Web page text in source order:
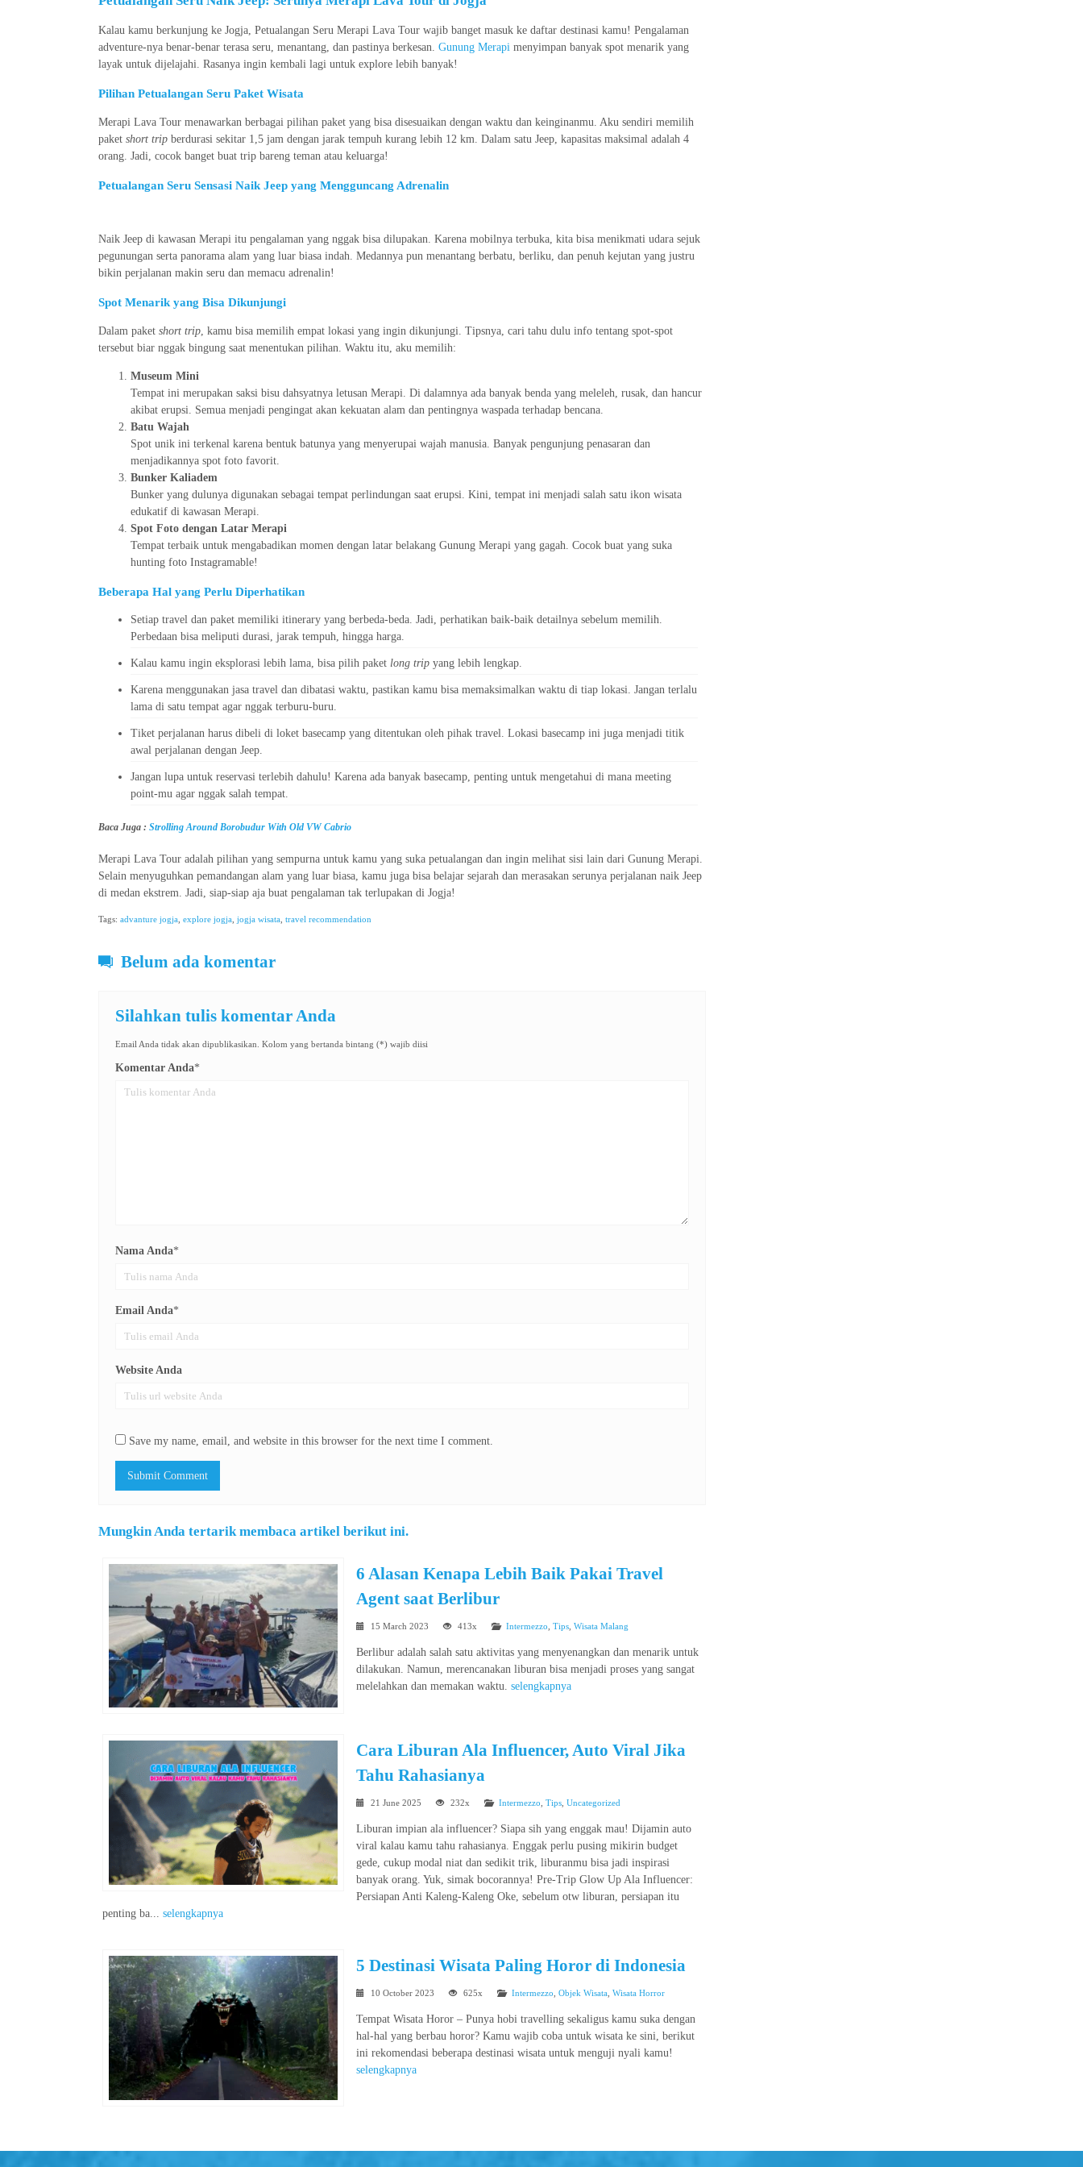
Kalau kamu berkunjung ke Jogja, Petualangan Seru Merapi Lava Tour wajib banget masuk ke daftar destinasi kamu! Pengalaman
adventure-nya benar-benar terasa seru, menantang, dan pastinya berkesan. Gunung Merapi menyimpan banyak spot menarik yang
layak untuk dijelajahi. Rasanya ingin kembali lagi untuk explore lebih banyak!
Pilihan Petualangan Seru Paket Wisata
Merapi Lava Tour menawarkan berbagai pilihan paket yang bisa disesuaikan dengan waktu dan keinginanmu. Aku sendiri memilih
paket short trip berdurasi sekitar 1,5 jam dengan jarak tempuh kurang lebih 12 km. Dalam satu Jeep, kapasitas maksimal adalah 4
orang. Jadi, cocok banget buat trip bareng teman atau keluarga!
Petualangan Seru Sensasi Naik Jeep yang Mengguncang Adrenalin
Naik Jeep di kawasan Merapi itu pengalaman yang nggak bisa dilupakan. Karena mobilnya terbuka, kita bisa menikmati udara sejuk
pegunungan serta panorama alam yang luar biasa indah. Medannya pun menantang berbatu, berliku, dan penuh kejutan yang justru
bikin perjalanan makin seru dan memacu adrenalin!
Spot Menarik yang Bisa Dikunjungi
Dalam paket short trip , kamu bisa memilih empat lokasi yang ingin dikunjungi. Tipsnya, cari tahu dulu info tentang spot-spot
tersebut biar nggak bingung saat menentukan pilihan. Waktu itu, aku memilih:
Museum Mini
Tempat ini merupakan saksi bisu dahsyatnya letusan Merapi. Di dalamnya ada banyak benda yang meleleh, rusak, dan hancur
akibat erupsi. Semua menjadi pengingat akan kekuatan alam dan pentingnya waspada terhadap bencana.
Batu Wajah
Spot unik ini terkenal karena bentuk batunya yang menyerupai wajah manusia. Banyak pengunjung penasaran dan
menjadikannya spot foto favorit.
Bunker Kaliadem
Bunker yang dulunya digunakan sebagai tempat perlindungan saat erupsi. Kini, tempat ini menjadi salah satu ikon wisata
edukatif di kawasan Merapi.
Spot Foto dengan Latar Merapi
Tempat terbaik untuk mengabadikan momen dengan latar belakang Gunung Merapi yang gagah. Cocok buat yang suka
hunting foto Instagramable!
Beberapa Hal yang Perlu Diperhatikan
Setiap travel dan paket memiliki itinerary yang berbeda-beda. Jadi, perhatikan baik-baik detailnya sebelum memilih.
Perbedaan bisa meliputi durasi, jarak tempuh, hingga harga.
Kalau kamu ingin eksplorasi lebih lama, bisa pilih paket long trip yang lebih lengkap.
Karena menggunakan jasa travel dan dibatasi waktu, pastikan kamu bisa memaksimalkan waktu di tiap lokasi. Jangan terlalu
lama di satu tempat agar nggak terburu-buru.
Tiket perjalanan harus dibeli di loket basecamp yang ditentukan oleh pihak travel. Lokasi basecamp ini juga menjadi titik
awal perjalanan dengan Jeep.
Jangan lupa untuk reservasi terlebih dahulu! Karena ada banyak basecamp, penting untuk mengetahui di mana meeting
point-mu agar nggak salah tempat.
Baca Juga : Strolling Around Borobudur With Old VW Cabrio
Merapi Lava Tour adalah pilihan yang sempurna untuk kamu yang suka petualangan dan ingin melihat sisi lain dari Gunung Merapi.
Selain menyuguhkan pemandangan alam yang luar biasa, kamu juga bisa belajar sejarah dan merasakan serunya perjalanan naik Jeep
di medan ekstrem. Jadi, siap-siap aja buat pengalaman tak terlupakan di Jogja!
Tags: advanture jogja explore jogja jogja wisata travel recommendation
Belum ada komentar
Silahkan tulis komentar Anda
Email Anda tidak akan dipublikasikan. Kolom yang bertanda bintang (*) wajib diisi
Komentar Anda*
Nama Anda*
Email Anda*
Website Anda
Save my name, email, and website in this browser for the next time I comment.
Mungkin Anda tertarik membaca artikel berikut ini.
6 Alasan Kenapa Lebih Baik Pakai Travel
Agent saat Berlibur
15 March 2023 413x Intermezzo Tips Wisata Malang
Berlibur adalah salah satu aktivitas yang menyenangkan dan menarik untuk
dilakukan. Namun, merencanakan liburan bisa menjadi proses yang sangat
melelahkan dan memakan waktu. selengkapnya
Cara Liburan Ala Influencer, Auto Viral Jika
Tahu Rahasianya
21 June 2025 232x Intermezzo Tips Uncategorized
Liburan impian ala influencer? Siapa sih yang enggak mau! Dijamin auto
viral kalau kamu tahu rahasianya. Enggak perlu pusing mikirin budget
gede, cukup modal niat dan sedikit trik, liburanmu bisa jadi inspirasi
banyak orang. Yuk, simak bocorannya! Pre-Trip Glow Up Ala Influencer:
Persiapan Anti Kaleng-Kaleng Oke, sebelum otw liburan, persiapan itu
penting ba... selengkapnya
5 Destinasi Wisata Paling Horor di Indonesia
10 October 2023 625x Intermezzo Objek Wisata Wisata Horror
Tempat Wisata Horor – Punya hobi travelling sekaligus kamu suka dengan
hal-hal yang berbau horor? Kamu wajib coba untuk wisata ke sini, berikut
ini rekomendasi beberapa destinasi wisata untuk menguji nyali kamu!
selengkapnya